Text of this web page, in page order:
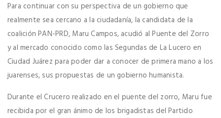
Para continuar con su perspectiva de un gobierno que
realmente sea cercano a la ciudadanía, la candidata de la
coalición PAN-PRD, Maru Campos, acudió al Puente del Zorro
y al mercado conocido como las Segundas de La Lucero en
Ciudad Juárez para poder dar a conocer de primera mano a los
juarenses, sus propuestas de un gobierno humanista.
Durante el Crucero realizado en el puente del zorro, Maru fue
recibida por el gran ánimo de los brigadistas del Partido